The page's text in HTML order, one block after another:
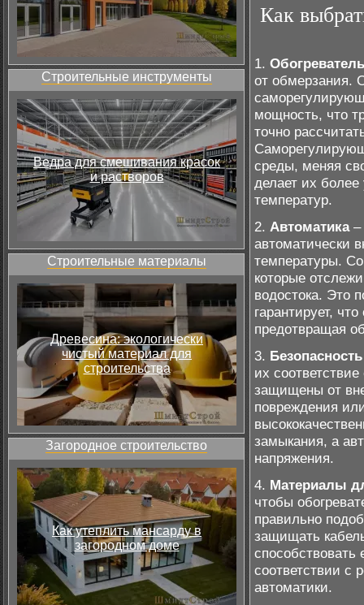
Строительные инструменты
Ведра для смешивания красок
и растворов
Строительные материалы
Древесина: экологически
чистый материал для
строительства
Загородное строительство
Как утеплить мансарду в
загородном доме
Как
1.
от обмерзания.
мощность, что
точно
среды, меняя
делает их
температур.
2. Автоматика–
автоматически
температуры.
которые
водостока. Это
гарантирует,
предотвращая
3. Безопасность
их
защищены от
повреждения
замыкания, а
напряжения.
4. Материалы
чтобы
правильно
защищать
соответствии с
автоматики.